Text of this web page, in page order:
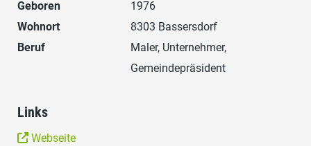
Geboren
1976
Wohnort
8303 Bassersdorf
Beruf
Maler, Unternehmer,
Gemeindepräsident
Links
Webseite